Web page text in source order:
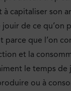
capitaliser son
de ce qu’on
que l’on
et la
le temps de
ou à